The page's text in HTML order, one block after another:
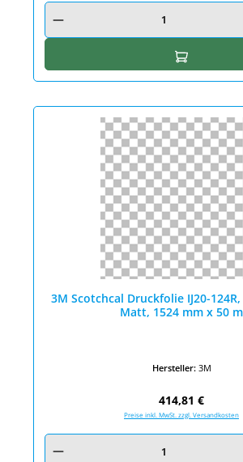
Produkt Anzahl: Gib den gewünschten Wert
In den
3M Scotchcal Druckfolie IJ20-
Matt, 1524 mm x 50 m
Hersteller: 3M
Regulärer Preis:
414,81 €
Preise inkl. MwSt. zzgl. Versandkosten
Produkt Anzahl: Gib den gewünschten Wert